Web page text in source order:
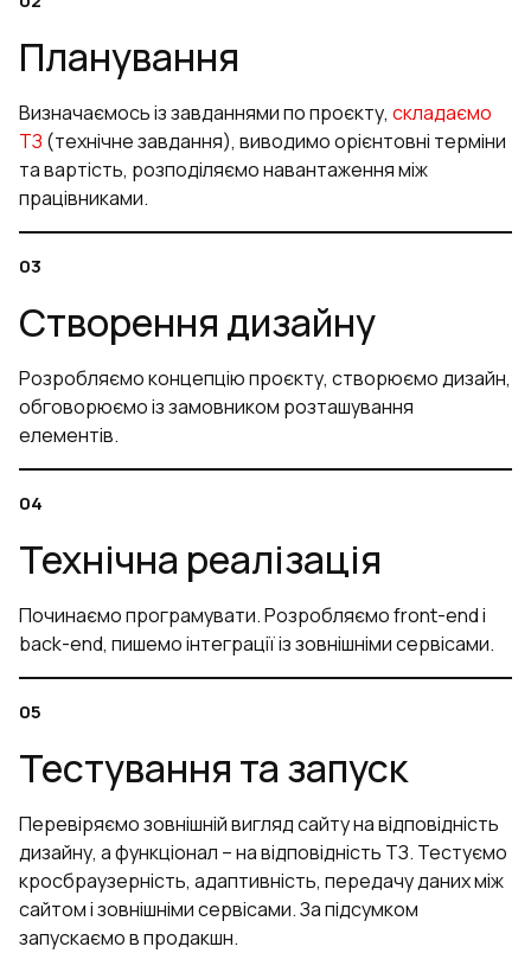
Планування
Визначаємось із завданнями по проєкту, складаємо
ТЗ (технічне завдання), виводимо орієнтовні терміни
та вартість, розподіляємо навантаження між
працівниками.
Створення дизайну
Розробляємо концепцію проєкту, створюємо дизайн,
обговорюємо із замовником розташування
елементів.
Технічна реалізація
Починаємо програмувати. Розробляємо front-end і
back-end, пишемо інтеграції із зовнішніми сервісами.
Тестування та запуск
Перевіряємо зовнішній вигляд сайту на відповідність
дизайну, а функціонал – на відповідність ТЗ. Тестуємо
кросбраузерність, адаптивність, передачу даних між
сайтом і зовнішніми сервісами. За підсумком
запускаємо в продакшн.